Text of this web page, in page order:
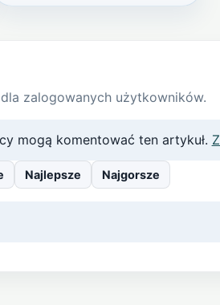
zalogowanych użytkowników.
mogą komentować ten artykuł.
Najlepsze Najgorsze